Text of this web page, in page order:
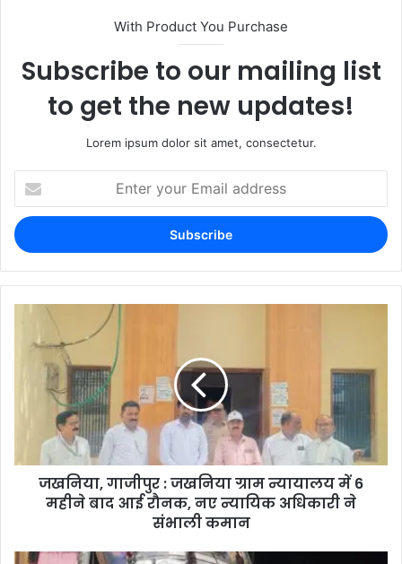
With Product You Purchase
Subscribe to our mailing list
to get the new updates!
Lorem ipsum dolor sit amet, consectetur.
जखनिया, गाजीपुर : जखनिया ग्राम न्यायालय में 6
महीने बाद आई रौनक, नए न्यायिक अधिकारी ने
संभाली कमान